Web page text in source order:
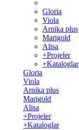
Gloria
Viola
Arnika plus
Marigold
Alisa
+Projeler
+Kataloglar
Gloria
Viola
Arnika plus
Marigold
Alisa
+Projeler
+Kataloglar